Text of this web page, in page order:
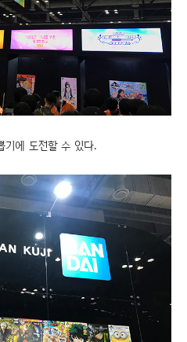
에 도전할 수 있다.